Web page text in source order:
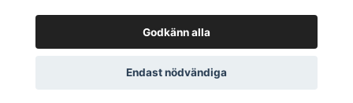
© 2026 mikefashion.se
Godkänn alla
Endast nödvändiga